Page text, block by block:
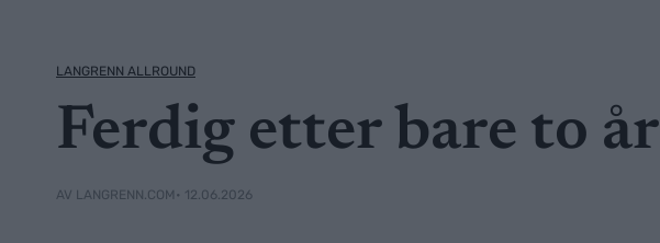
LANGRENN ALLROUND
Ferdig etter bare to år
AV LANGRENN.COM • 12.06.2026